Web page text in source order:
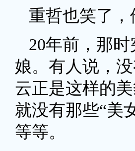
重哲也笑了
20年前，那
娘。有人说，
云正是这样的
就没有那些“美
等等。